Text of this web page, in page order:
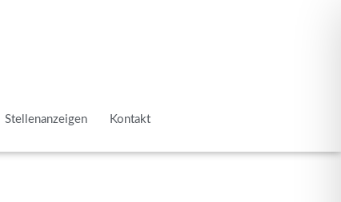
Stellen­an­zeigen Kontakt